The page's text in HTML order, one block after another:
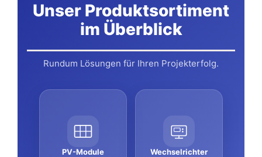
Unser Produktsortiment
im Überblick
Rundum Lösungen für Ihren Projekterfolg.
PV-Module Wechselrichter